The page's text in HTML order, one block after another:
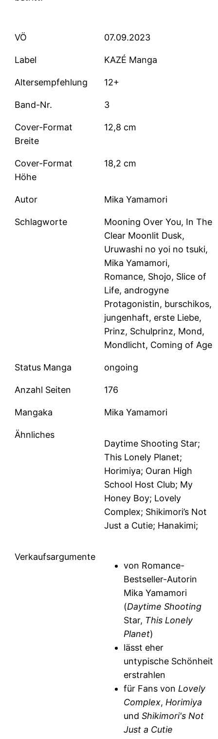
VÖ 07.09.2023
Label KAZÉ Manga
Altersempfehlung 12+
Band-Nr. 3
Cover-Format
Breite
12,8 cm
Cover-Format
Höhe
18,2 cm
Autor Mika Yamamori
Schlagworte
Mooning Over You, In The
Clear Moonlit Dusk,
Uruwashi no yoi no tsuki,
Mika Yamamori,
Romance, Shojo, Slice of
Life, androgyne
Protagonistin, burschikos,
jungenhaft, erste Liebe,
Prinz, Schulprinz, Mond,
Mondlicht, Coming of Age
Status Manga ongoing
Anzahl Seiten 176
Mangaka Mika Yamamori
Ähnliches
Daytime Shooting Star;
This Lonely Planet;
Horimiya; Ouran High
School Host Club; My
Honey Boy; Lovely
Complex; Shikimori’s Not
Just a Cutie; Hanakimi;
Verkaufsargumente
von Romance-
Bestseller-Autorin
Mika Yamamori
(Daytime Shooting
Star, This Lonely
Planet)
lässt eher
untypische Schönheit
erstrahlen
für Fans von Lovely
Complex, Horimiya
undShikimori's Not
Just a Cutie